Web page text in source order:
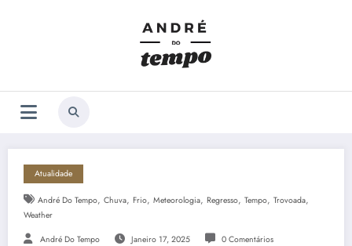
Atualidade
André Do Tempo, Chuva, Frio, Meteorologia, Regresso, Tempo, Trovoada,
Weather
André Do Tempo Janeiro 17, 2025 0 Comentários